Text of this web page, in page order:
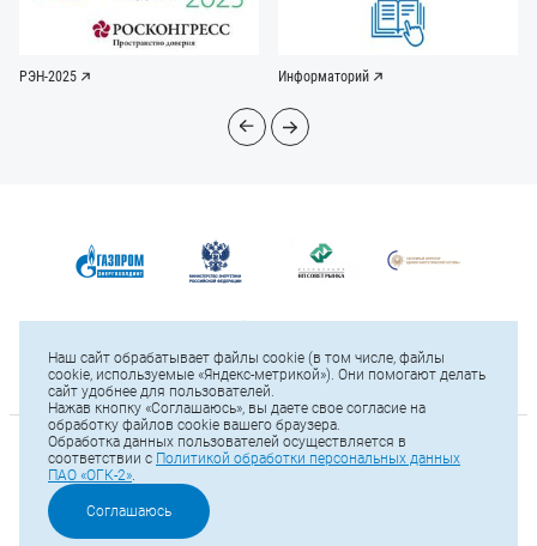
РЭН-2025 Информаторий
© 2025 ПАО «ОГК-2»
Тел.: +7 (812) 646-13-64
Е-mail:office@ogk2.ru
Наш сайт обрабатывает файлы cookie (в том числе, файлы
cookie, используемые «Яндекс-метрикой»). Они помогают делать
сайт удобнее для пользователей.
Нажав кнопку «Соглашаюсь», вы даете свое согласие на
обработку файлов cookie вашего браузера.
Обработка данных пользователей осуществляется в
соответствии с Политикой обработки персональных данных
ПАО «ОГК-2».
Соглашаюсь